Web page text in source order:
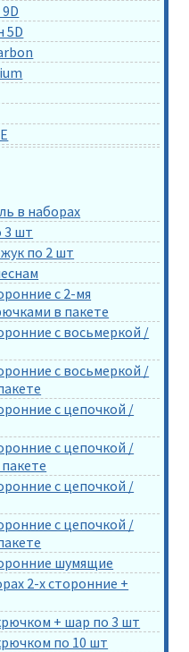
5D
в наборах
3 шт
по 2 шт
с 2-мя
в пакете
с восьмеркой /
с восьмеркой /
с цепочкой /
с цепочкой /
с цепочкой /
с цепочкой /
шумящие
2-х сторонние +
+ шар по 3 шт
по 10 шт